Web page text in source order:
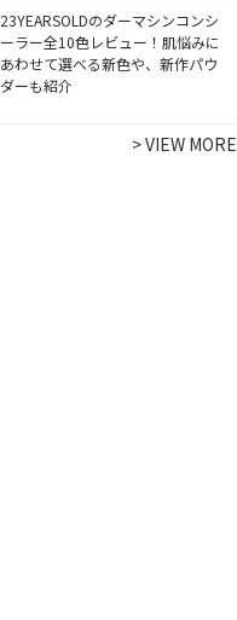
23YEARSOLDのダーマシンコンシ
ーラー全10色レビュー！肌悩みに
あわせて選べる新色や、新作パウ
ダーも紹介
>VIEW MORE